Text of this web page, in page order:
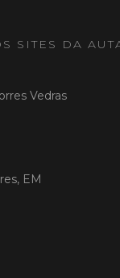
SITES DA
Vedras
EM